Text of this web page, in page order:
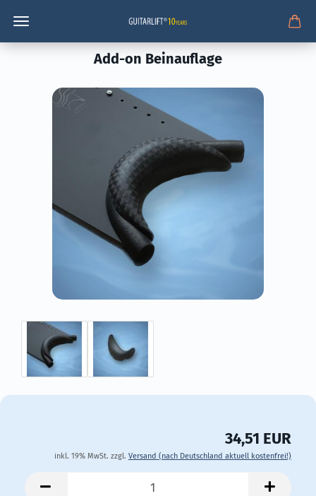
Add-on Beinauflage
34,51 EUR
inkl. 19% MwSt. zzgl. Versand (nach Deutschland aktuell kostenfrei!)